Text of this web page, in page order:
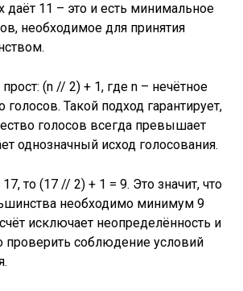
даёт 11 – это и есть минимальное
необходимое для принятия
(n // 2) + 1, где n – нечётное
Такой подход гарантирует,
голосов всегда превышает
однозначный исход голосования.
то (17 // 2) + 1 = 9. Это значит, что
необходимо минимум 9
исключает неопределённость и
проверить соблюдение условий